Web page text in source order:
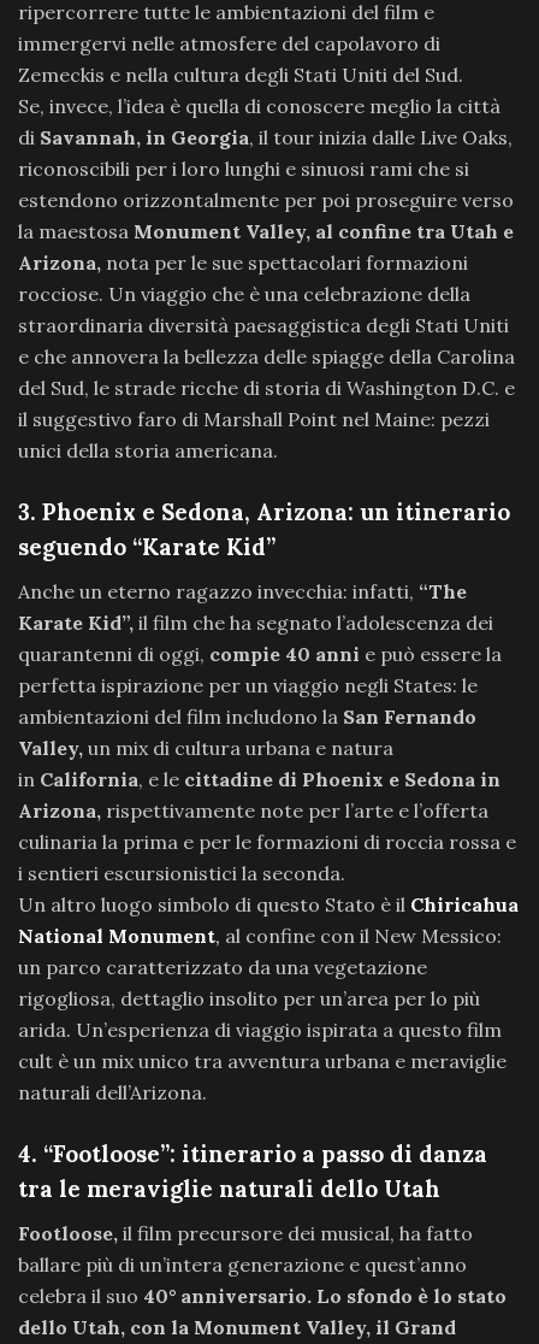
ripercorrere tutte le ambientazioni del film e
immergervi nelle atmosfere del capolavoro di
Zemeckis e nella cultura degli Stati Uniti del Sud.
Se, invece, l’idea è quella di conoscere meglio la città
di Savannah, in Georgia, il tour inizia dalle Live Oaks,
riconoscibili per i loro lunghi e sinuosi rami che si
estendono orizzontalmente per poi proseguire verso
la maestosa Monument Valley, al confine tra Utah e
Arizona, nota per le sue spettacolari formazioni
rocciose. Un viaggio che è una celebrazione della
straordinaria diversità paesaggistica degli Stati Uniti
e che annovera la bellezza delle spiagge della Carolina
del Sud, le strade ricche di storia di Washington D.C. e
il suggestivo faro di Marshall Point nel Maine: pezzi
unici della storia americana.
3. Phoenix e Sedona, Arizona: un itinerario
seguendo “Karate Kid”
Anche un eterno ragazzo invecchia: infatti, “The
Karate Kid”, il film che ha segnato l’adolescenza dei
quarantenni di oggi, compie 40 anni e può essere la
perfetta ispirazione per un viaggio negli States: le
ambientazioni del film includono la San Fernando
Valley, un mix di cultura urbana e natura
in California, e le cittadine di Phoenix e Sedona in
Arizona, rispettivamente note per l’arte e l’offerta
culinaria la prima e per le formazioni di roccia rossa e
i sentieri escursionistici la seconda.
Un altro luogo simbolo di questo Stato è il Chiricahua
National Monument, al confine con il New Messico:
un parco caratterizzato da una vegetazione
rigogliosa, dettaglio insolito per un’area per lo più
arida. Un’esperienza di viaggio ispirata a questo film
cult è un mix unico tra avventura urbana e meraviglie
naturali dell’Arizona.
4. “Footloose”: itinerario a passo di danza
tra le meraviglie naturali dello Utah
Footloose, il film precursore dei musical, ha fatto
ballare più di un’intera generazione e quest’anno
celebra il suo 40° anniversario. Lo sfondo è lo stato
dello Utah, con la Monument Valley, il Grand